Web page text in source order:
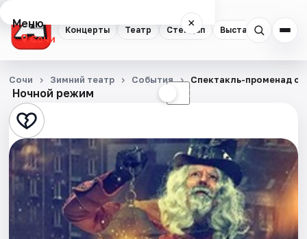
Концерты Театр Стендап Выставки
Меню ×
Сочи
Концерты
Театр
Стендап
Выставки
Квесты
Экскурсии
Ночной режим ☾
Сочи Зимний театр События Спектакль-променад с